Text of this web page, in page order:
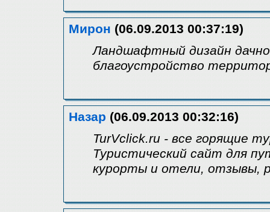
Мирон (06.09.2013 00:37:19)
Ландшафтный дизайн
благоустройство
Назар (06.09.2013 00:32:16)
TurVclick.ru - все горящие
Туристический сайт для
курорты и отели, отзывы,